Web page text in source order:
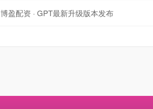
博盈配资 · GPT最新升级版本发布